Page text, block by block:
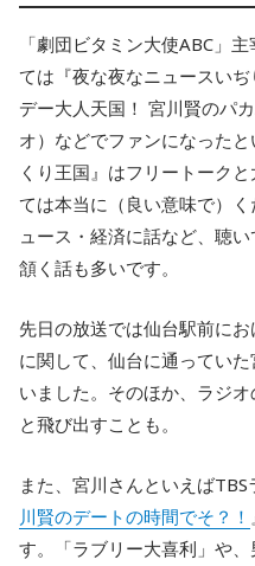
「劇団ビタミン大使ABC」
ては『夜な夜なニュースい
デー大人天国！ 宮川賢のパ
オ）などでファンになった
くり王国』はフリートーク
ては本当に（良い意味で）
ュース・経済に話など、聴
頷く話も多いです。
先日の放送では仙台駅前に
に関して、仙台に通ってい
いました。そのほか、ラジ
と飛び出すことも。
また、宮川さんといえばTBS
川賢のデートの時間でそ？！
す。「ラブリー大喜利」や